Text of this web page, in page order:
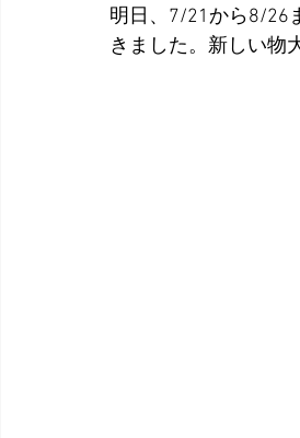
明日、7/21から8/26
きました。新しい物